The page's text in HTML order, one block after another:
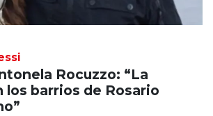
Rocuzzo: “La
los barrios de Rosario